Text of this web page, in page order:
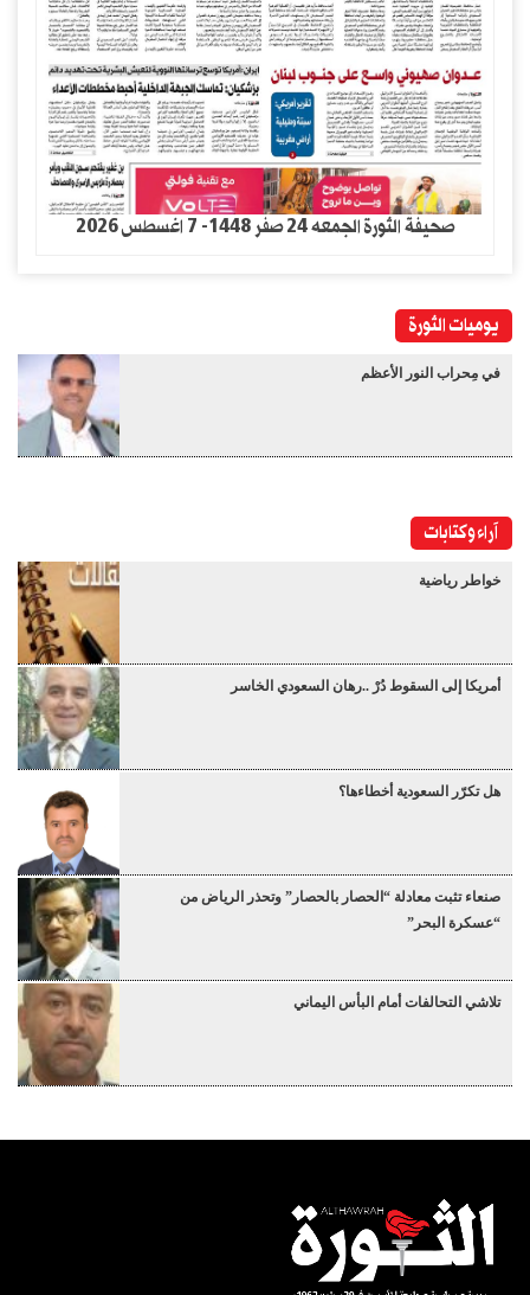
صحيفة الثورة الجمعه 24 صفر 1448- 7 اغسطس 2026
يوميات الثورة
في مِحراب النور الأعظم
آراء وكتابات
خواطر رياضية
أمريكا إلى السقوط دُرْ ..رهان السعودي الخاسر
هل تكرّر السعودية أخطاءها؟
صنعاء تثبت معادلة “الحصار بالحصار” وتحذر الرياض من
“عسكرة البحر”
تلاشي التحالفات أمام البأس اليماني